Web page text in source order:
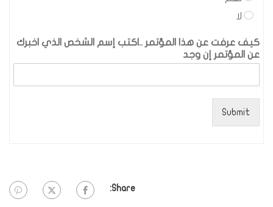
لا
كيف عرفت عن هذا المؤتمر ..اكتب إسم الشخص الذي اخبرك
عن المؤتمر إن وجد
Submit
Share: